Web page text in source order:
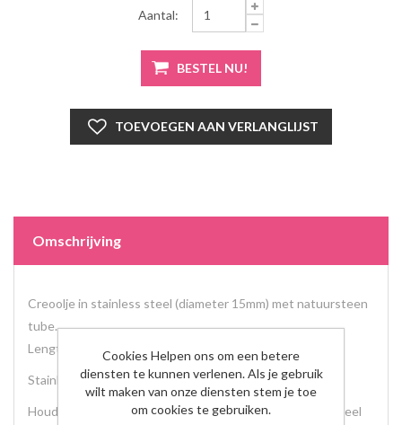
Aantal:
Omschrijving
Creoolje in stainless steel (diameter 15mm) met natuursteen
tube.
Lengte: 3cm.
Stainless steel verkleurd niet en is anti-allegrisch.
Houdt er rekening mee dat de basiskleur van stainless steel
Cookies Helpen ons om een betere
diensten te kunnen verlenen. Als je gebruik
wilt maken van onze diensten stem je toe
om cookies te gebruiken.